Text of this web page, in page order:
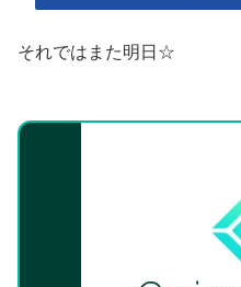
それではまた明日☆